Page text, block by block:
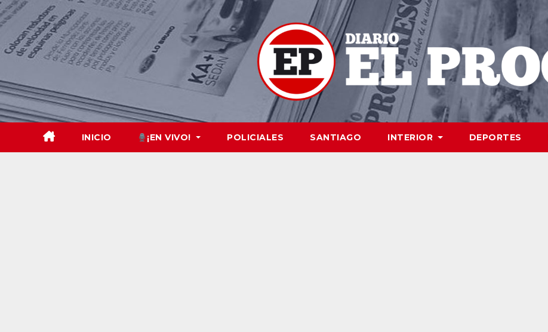
Skip
to
content
INICIO ¡EN VIVO! POLICIALES SANTIAGO INTERIOR DEPORTES